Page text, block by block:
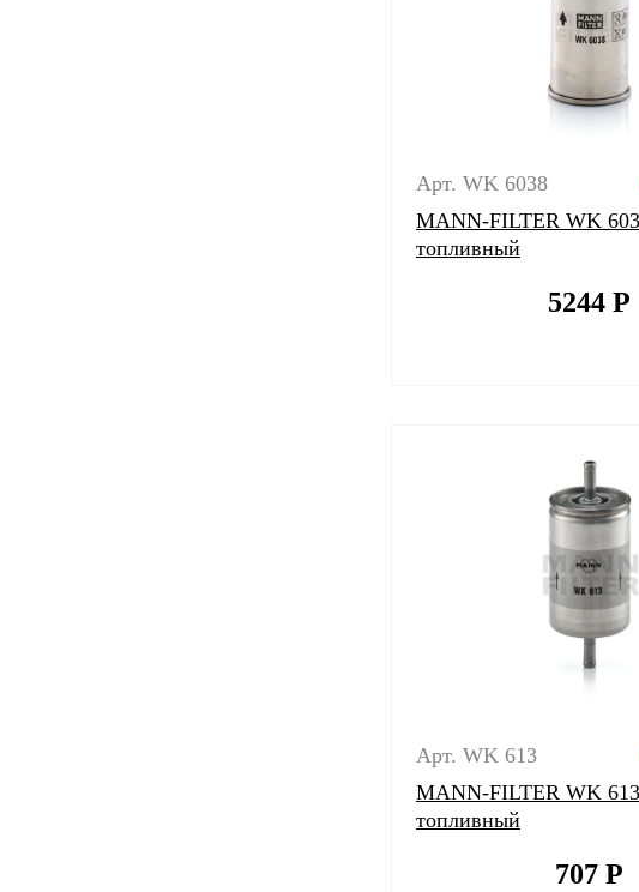
Арт. WK 6038
MANN-FILTER WK
топливный
5244 Р
Арт. WK 613
MANN-FILTER WK
топливный
707 Р